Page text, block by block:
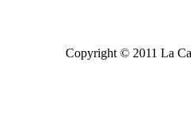
Copyright © 2011 La